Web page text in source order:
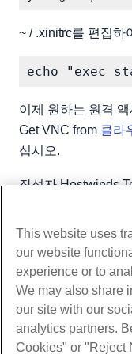
~ / .xinitrc를 편집하
이제 원하는 원격
Get VNC from 클라
십시오.
작성자 Hostwinds
제품
웹 호스팅
비즈니스 호스팅
서비스
This website uses
our website
experience or to
We may also share
our site with our
analytics partners.
Cookies" or "Reject